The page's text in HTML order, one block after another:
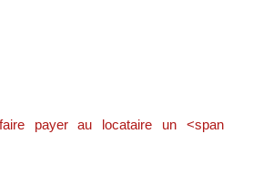
payer au locataire un <span